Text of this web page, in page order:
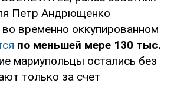
Петр Андрющенко
во временно оккупированном
по меньшей мере 130 тыс.
мариупольцы остались без
только за счет